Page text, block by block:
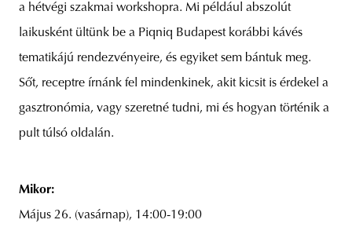
a hétvégi szakmai workshopra. Mi például abszolút
laikusként ültünk be a Piqniq Budapest korábbi kávés
tematikájú rendezvényeire, és egyiket sem bántuk meg.
Sőt, receptre írnánk fel mindenkinek, akit kicsit is érdekel a
gasztronómia, vagy szeretné tudni, mi és hogyan történik a
pult túlsó oldalán.
Mikor:
Május 26. (vasárnap), 14:00-19:00